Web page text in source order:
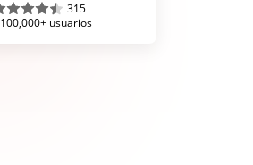
315
100,000+ usuarios